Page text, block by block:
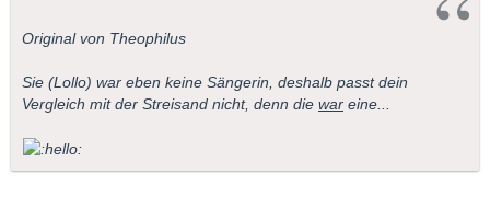
Original von Theophilus
Sie (Lollo) war eben keine Sängerin, deshalb passt dein
Vergleich mit der Streisand nicht, denn die war eine...